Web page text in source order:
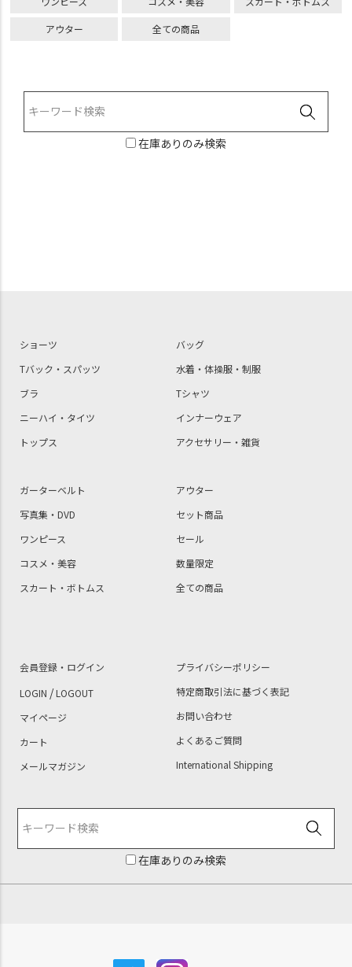
アウター 全ての商品
在庫ありのみ検索
ショーツ
Tバック・スパッツ
ブラ
ニーハイ・タイツ
トップス
バッグ
水着・体操服・制服
Tシャツ
インナーウェア
アクセサリー・雑貨
ガーターベルト
写真集・DVD
ワンピース
コスメ・美容
スカート・ボトムス
アウター
セット商品
セール
数量限定
全ての商品
会員登録・ログイン
LOGIN /LOGOUT
マイページ
カート
メールマガジン
プライバシーポリシー
特定商取引法に基づく表記
お問い合わせ
よくあるご質問
International Shipping
在庫ありのみ検索